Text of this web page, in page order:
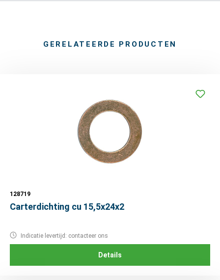
GERELATEERDE PRODUCTEN
128719
Carterdichting cu 15,5x24x2
Indicatie levertijd: contacteer ons
Details